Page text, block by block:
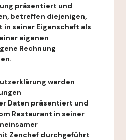
präsentiert und
betreffen diejenigen,
in seiner Eigenschaft als
eigenen
Rechnung
werden
Daten präsentiert und
Restaurant in seiner
Zenchef durchgeführt